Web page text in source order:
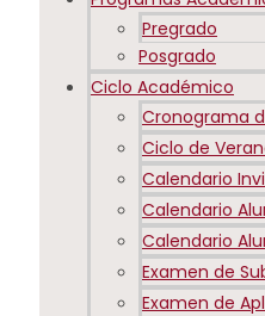
Pregrado
Posgrado
Ciclo Académico
Cronograma
Ciclo de
Calendario
Calendario
Calendario
Examen de
Examen de